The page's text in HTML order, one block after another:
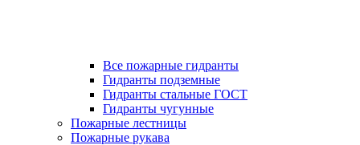
Все пожарные гидранты
Гидранты подземные
Гидранты стальные ГОСТ
Гидранты чугунные
Пожарные лестницы
Пожарные рукава